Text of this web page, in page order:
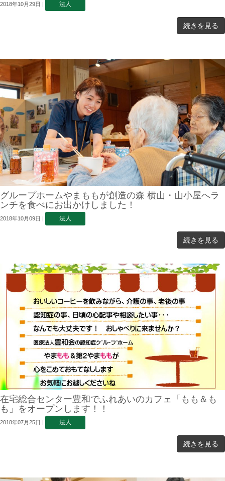
2018年10月29日 法人
続きを見る
グループホームやまももが創造の森 横山・山小屋へラ
ンチを食べにお出かけしました！
2018年10月09日 | 法人
続きを見る
在宅総合センター豊和でふれあいのカフェ「もも＆も
も」をオープンします！！
2018年07月25日 法人
続きを見る